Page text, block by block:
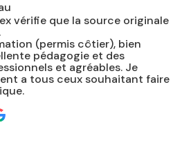
vérifie que la source originale
(permis côtier), bien
pédagogie et des
et agréables. Je
a tous ceux souhaitant faire